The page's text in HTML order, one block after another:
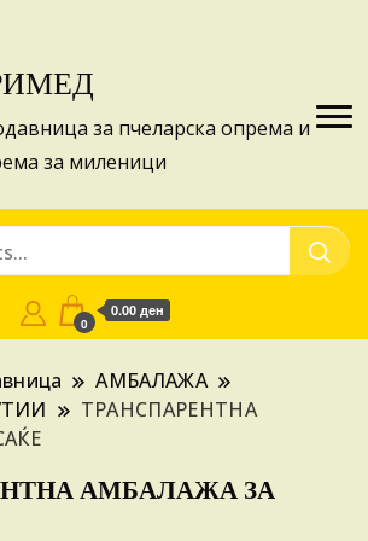
за пчеларска опрема и
за миленици
0
0.00 ден
АМБАЛАЖА
ТРАНСПАРЕНТНА
АМБАЛАЖА ЗА